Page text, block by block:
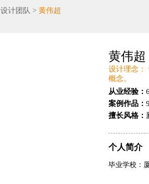
设计团队 > 黄伟超
黄伟超
设计理念：
概念。
从业经验：
案例作品：
擅长风格：
个人简介
毕业学校：